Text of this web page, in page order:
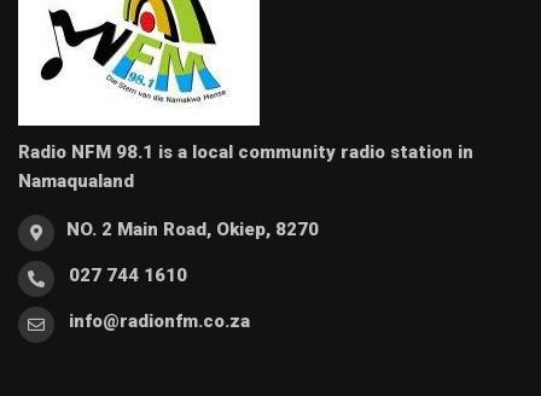
Radio NFM 98.1 is a local community radio station in
Namaqualand
NO. 2 Main Road, Okiep, 8270
027 744 1610
info@radionfm.co.za